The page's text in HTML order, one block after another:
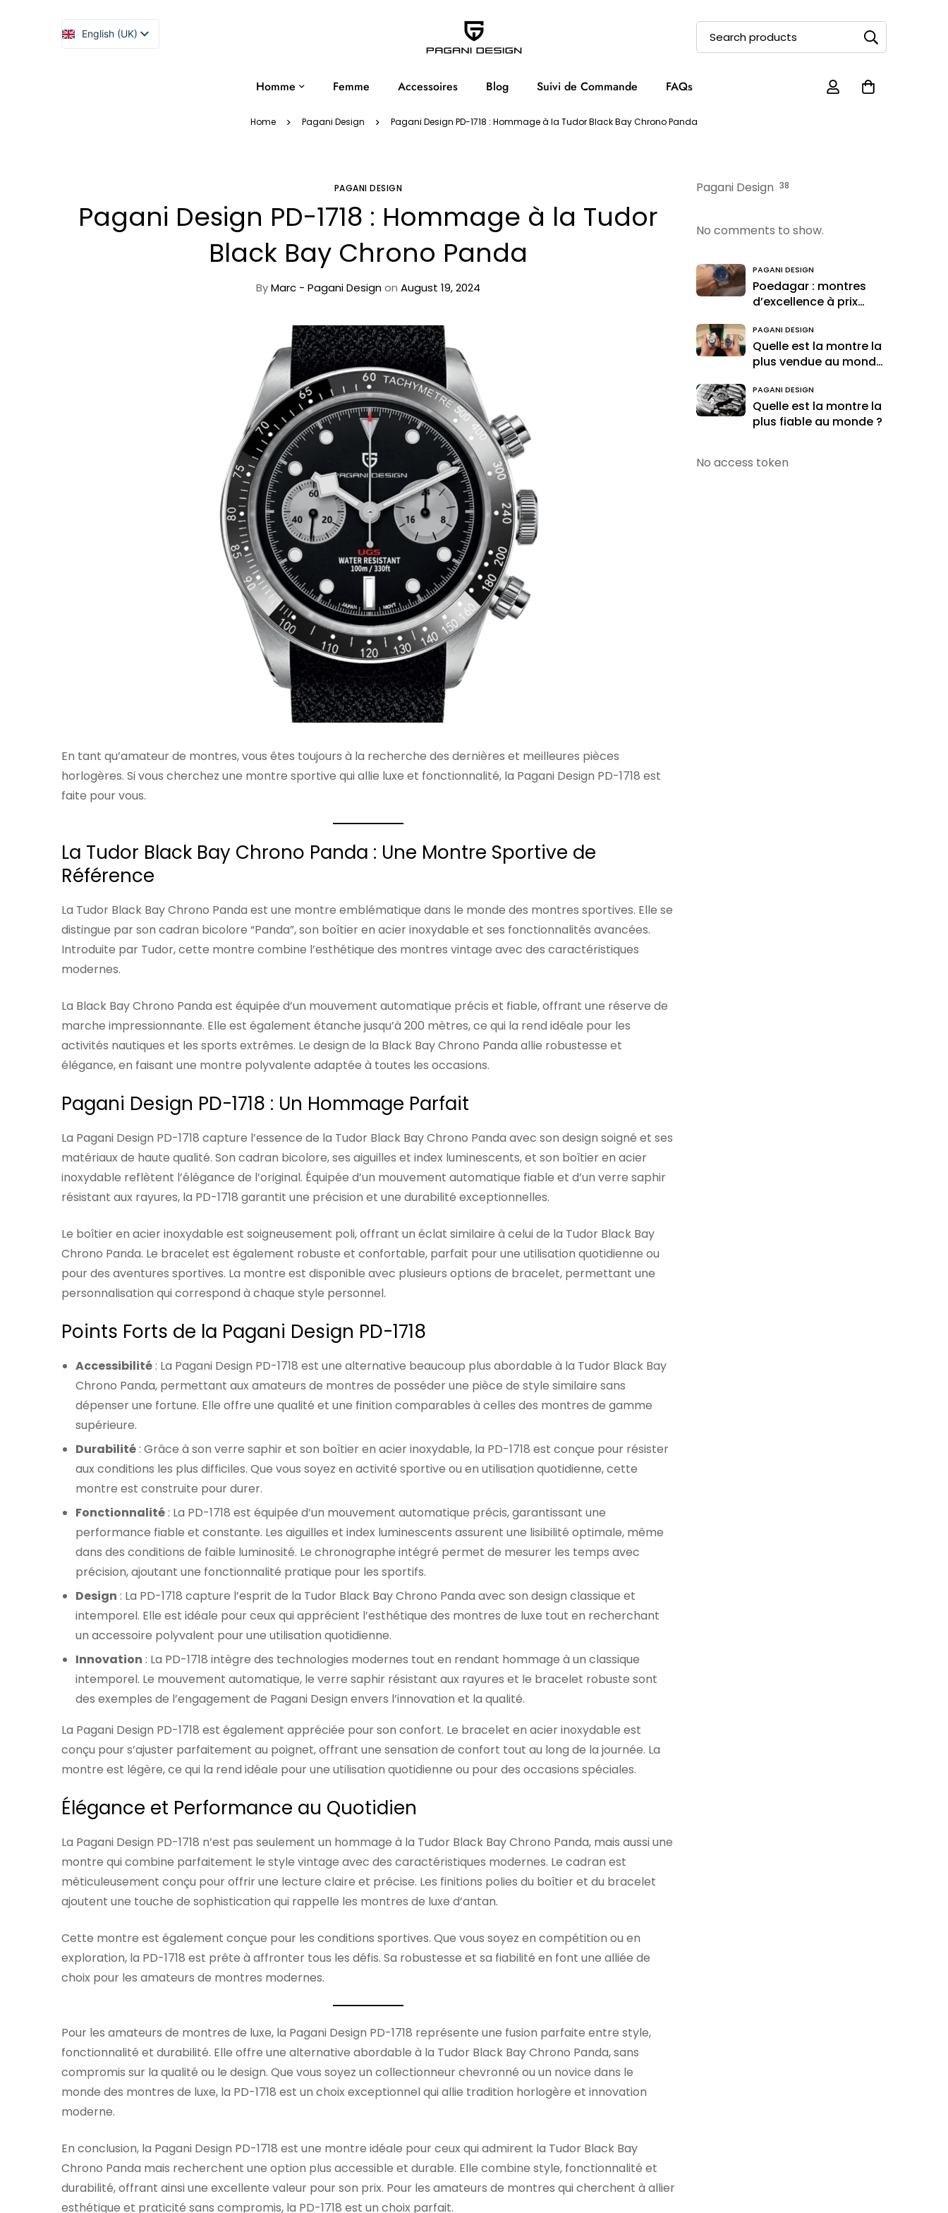
English (UK)
Español
Homme Femme Accessoires Blog Suivi de Commande FAQs
Home Pagani Design Pagani Design PD-1718 : Hommage à la Tudor Black Bay Chrono Panda
PAGANI DESIGN
Pagani Design PD-1718 : Hommage à la Tudor
Black Bay Chrono Panda
ByMarc - Pagani Designon August 19, 2024
En tant qu’amateur de montres, vous êtes toujours à la recherche des dernières et meilleures pièces
horlogères. Si vous cherchez une montre sportive qui allie luxe et fonctionnalité, la Pagani Design PD-1718 est
faite pour vous.
La Tudor Black Bay Chrono Panda : Une Montre Sportive de
Référence
La Tudor Black Bay Chrono Panda est une montre emblématique dans le monde des montres sportives. Elle se
distingue par son cadran bicolore “Panda”, son boîtier en acier inoxydable et ses fonctionnalités avancées.
Introduite par Tudor, cette montre combine l’esthétique des montres vintage avec des caractéristiques
modernes.
La Black Bay Chrono Panda est équipée d’un mouvement automatique précis et fiable, offrant une réserve de
marche impressionnante. Elle est également étanche jusqu’à 200 mètres, ce qui la rend idéale pour les
activités nautiques et les sports extrêmes. Le design de la Black Bay Chrono Panda allie robustesse et
élégance, en faisant une montre polyvalente adaptée à toutes les occasions.
Pagani Design PD-1718 : Un Hommage Parfait
La Pagani Design PD-1718 capture l’essence de la Tudor Black Bay Chrono Panda avec son design soigné et ses
matériaux de haute qualité. Son cadran bicolore, ses aiguilles et index luminescents, et son boîtier en acier
inoxydable reflètent l’élégance de l’original. Équipée d’un mouvement automatique fiable et d’un verre saphir
résistant aux rayures, la PD-1718 garantit une précision et une durabilité exceptionnelles.
Le boîtier en acier inoxydable est soigneusement poli, offrant un éclat similaire à celui de la Tudor Black Bay
Chrono Panda. Le bracelet est également robuste et confortable, parfait pour une utilisation quotidienne ou
pour des aventures sportives. La montre est disponible avec plusieurs options de bracelet, permettant une
personnalisation qui correspond à chaque style personnel.
Points Forts de la Pagani Design PD-1718
Accessibilité: La Pagani Design PD-1718 est une alternative beaucoup plus abordable à la Tudor Black Bay
Chrono Panda, permettant aux amateurs de montres de posséder une pièce de style similaire sans
dépenser une fortune. Elle offre une qualité et une finition comparables à celles des montres de gamme
supérieure.
Durabilité: Grâce à son verre saphir et son boîtier en acier inoxydable, la PD-1718 est conçue pour résister
aux conditions les plus difficiles. Que vous soyez en activité sportive ou en utilisation quotidienne, cette
montre est construite pour durer.
Fonctionnalité: La PD-1718 est équipée d’un mouvement automatique précis, garantissant une
performance fiable et constante. Les aiguilles et index luminescents assurent une lisibilité optimale, même
dans des conditions de faible luminosité. Le chronographe intégré permet de mesurer les temps avec
précision, ajoutant une fonctionnalité pratique pour les sportifs.
Design : La PD-1718 capture l’esprit de la Tudor Black Bay Chrono Panda avec son design classique et
intemporel. Elle est idéale pour ceux qui apprécient l’esthétique des montres de luxe tout en recherchant
un accessoire polyvalent pour une utilisation quotidienne.
Innovation : La PD-1718 intègre des technologies modernes tout en rendant hommage à un classique
intemporel. Le mouvement automatique, le verre saphir résistant aux rayures et le bracelet robuste sont
des exemples de l’engagement de Pagani Design envers l’innovation et la qualité.
La Pagani Design PD-1718 est également appréciée pour son confort. Le bracelet en acier inoxydable est
conçu pour s’ajuster parfaitement au poignet, offrant une sensation de confort tout au long de la journée. La
montre est légère, ce qui la rend idéale pour une utilisation quotidienne ou pour des occasions spéciales.
Élégance et Performance au Quotidien
La Pagani Design PD-1718 n’est pas seulement un hommage à la Tudor Black Bay Chrono Panda, mais aussi une
montre qui combine parfaitement le style vintage avec des caractéristiques modernes. Le cadran est
méticuleusement conçu pour offrir une lecture claire et précise. Les finitions polies du boîtier et du bracelet
ajoutent une touche de sophistication qui rappelle les montres de luxe d’antan.
Cette montre est également conçue pour les conditions sportives. Que vous soyez en compétition ou en
exploration, la PD-1718 est prête à affronter tous les défis. Sa robustesse et sa fiabilité en font une alliée de
choix pour les amateurs de montres modernes.
Pour les amateurs de montres de luxe, la Pagani Design PD-1718 représente une fusion parfaite entre style,
fonctionnalité et durabilité. Elle offre une alternative abordable à la Tudor Black Bay Chrono Panda, sans
compromis sur la qualité ou le design. Que vous soyez un collectionneur chevronné ou un novice dans le
monde des montres de luxe, la PD-1718 est un choix exceptionnel qui allie tradition horlogère et innovation
moderne.
En conclusion, la Pagani Design PD-1718 est une montre idéale pour ceux qui admirent la Tudor Black Bay
Chrono Panda mais recherchent une option plus accessible et durable. Elle combine style, fonctionnalité et
durabilité, offrant ainsi une excellente valeur pour son prix. Pour les amateurs de montres qui cherchent à allier
esthétique et praticité sans compromis, la PD-1718 est un choix parfait.
Pagani Design 38
No comments to show.
PAGANI DESIGN
Poedagar : montres
d’excellence à prix
PAGANI DESIGN
Quelle est la montre la
plus vendue au monde
PAGANI DESIGN
Quelle est la montre la
plus fiable au monde ?
No access token